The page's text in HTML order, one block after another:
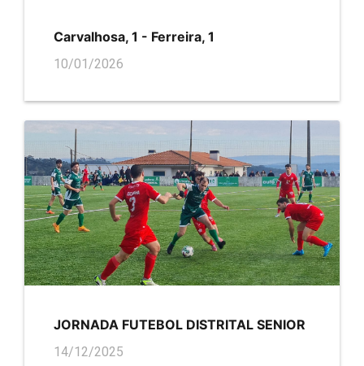
Carvalhosa, 1 - Ferreira, 1
10/01/2026
JORNADA FUTEBOL DISTRITAL SENIOR
14/12/2025